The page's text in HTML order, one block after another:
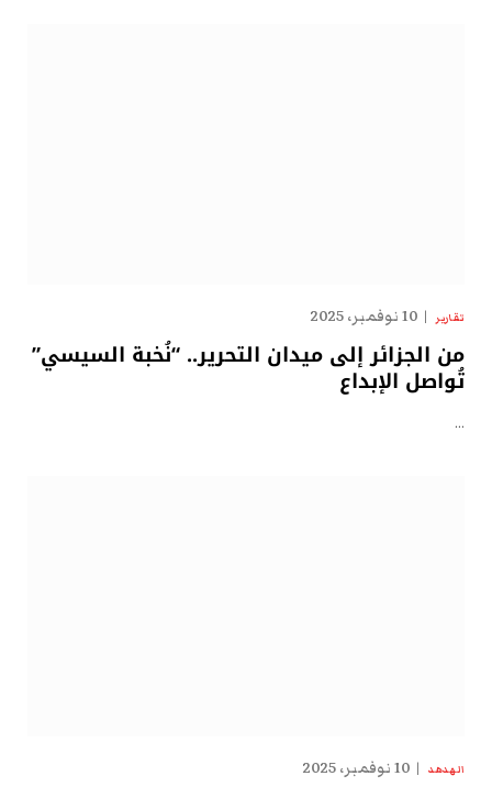
تقارير 10 نوفمبر، 2025
من الجزائر إلى ميدان التحرير.. “نُخبة السيسي”
تُواصل الإبداع
…
الهدهد 10 نوفمبر، 2025